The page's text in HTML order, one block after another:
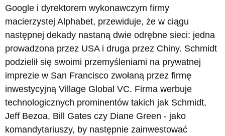
Google i dyrektorem wykonawczym firmy
macierzystej Alphabet, przewiduje, że w ciągu
następnej dekady nastaną dwie odrębne sieci: jedna
prowadzona przez USA i druga przez Chiny. Schmidt
podzielił się swoimi przemyśleniami na prywatnej
imprezie w San Francisco zwołaną przez firmę
inwestycyjną Village Global VC. Firma werbuje
technologicznych prominentów takich jak Schmidt,
Jeff Bezoa, Bill Gates czy Diane Green - jako
komandytariuszy, by następnie zainwestować